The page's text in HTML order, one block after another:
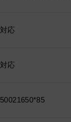
対応
対応
50021650*85